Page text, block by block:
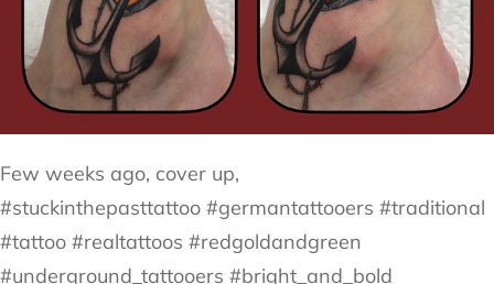
Few weeks ago, cover up,
#stuckinthepasttattoo #germantattooers #traditional
#tattoo #realtattoos #redgoldandgreen
#underground_tattooers #bright_and_bold